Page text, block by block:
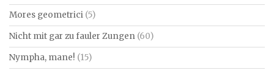
Mores geometrici (5)
Nicht mit gar zu fauler Zungen (60)
Nympha, mane! (15)